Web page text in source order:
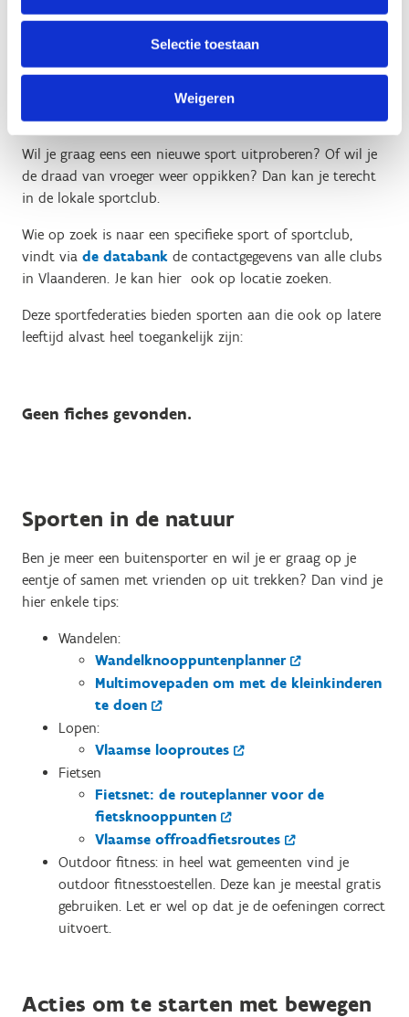
Selectie toestaan
Weigeren
nieuwe activiteit uit te proberen.
ontstaat er een interessante kruisbestuiving:
mensen leggen nieuwe contacten, proberen samen
al eens een nieuwe activiteit uit en leren zo het
aanbod in een andere gemeente kennen.
Ons publiek bestaat grotendeels uit twee groepen:
mensen die op zoek zijn naar meer sociaal contact
en mensen die meer willen bewegen om
gezondheidsredenen. Maar het maakt niet uit waar
Kijk dan zeker ook eens bij je buurgemeenten. Aarzel niet
gegevens vind je op de website van je gemeente/stad.
Sporten in clubverband
Wil je graag eens een nieuwe sport uitproberen? Of wil je
de draad van vroeger weer oppikken? Dan kan je terecht
in de lokale sportclub.
Wie op zoek is naar een specifieke sport of sportclub,
vindt via de databank de contactgegevens van alle clubs
in Vlaanderen. Je kan hier ook op locatie zoeken.
Deze sportfederaties bieden sporten aan die ook op latere
leeftijd alvast heel toegankelijk zijn:
Geen fiches gevonden.
Sporten in de natuur
Ben je meer een buitensporter en wil je er graag op je
eentje of samen met vrienden op uit trekken? Dan vind je
hier enkele tips:
Wandelen:
Wandelknooppuntenplanner
Multimovepaden om met de kleinkinderen
te doen
Lopen:
Vlaamse looproutes
Fietsen
Fietsnet: de routeplanner voor de
fietsknooppunten
Vlaamse offroadfietsroutes
Outdoor fitness: in heel wat gemeenten vind je
outdoor fitnesstoestellen. Deze kan je meestal gratis
gebruiken. Let er wel op dat je de oefeningen correct
uitvoert.
Acties om te starten met bewegen